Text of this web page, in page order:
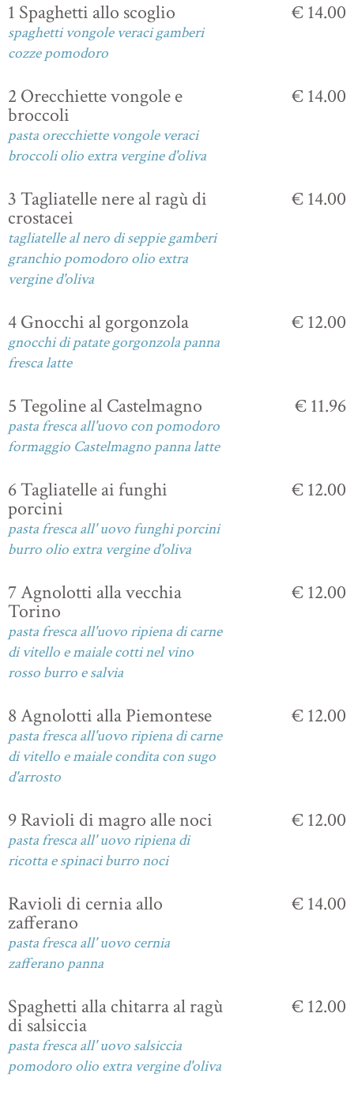
1 Spaghetti allo scoglio
spaghetti vongole veraci gamberi
cozze pomodoro
€ 14.00
2 Orecchiette vongole e
broccoli
pasta orecchiette vongole veraci
broccoli olio extra vergine d'oliva
€ 14.00
3 Tagliatelle nere al ragù di
crostacei
tagliatelle al nero di seppie gamberi
granchio pomodoro olio extra
vergine d'oliva
€ 14.00
4 Gnocchi al gorgonzola
gnocchi di patate gorgonzola panna
fresca latte
€ 12.00
5 Tegoline al Castelmagno
pasta fresca all'uovo con pomodoro
formaggio Castelmagno panna latte
€ 11.96
6 Tagliatelle ai funghi
porcini
pasta fresca all' uovo funghi porcini
burro olio extra vergine d'oliva
€ 12.00
7 Agnolotti alla vecchia
Torino
pasta fresca all'uovo ripiena di carne
di vitello e maiale cotti nel vino
rosso burro e salvia
€ 12.00
8 Agnolotti alla Piemontese
pasta fresca all'uovo ripiena di carne
di vitello e maiale condita con sugo
d'arrosto
€ 12.00
9 Ravioli di magro alle noci
pasta fresca all' uovo ripiena di
ricotta e spinaci burro noci
€ 12.00
Ravioli di cernia allo
zafferano
pasta fresca all' uovo cernia
zafferano panna
€ 14.00
Spaghetti alla chitarra al ragù
di salsiccia
pasta fresca all' uovo salsiccia
pomodoro olio extra vergine d'oliva
€ 12.00